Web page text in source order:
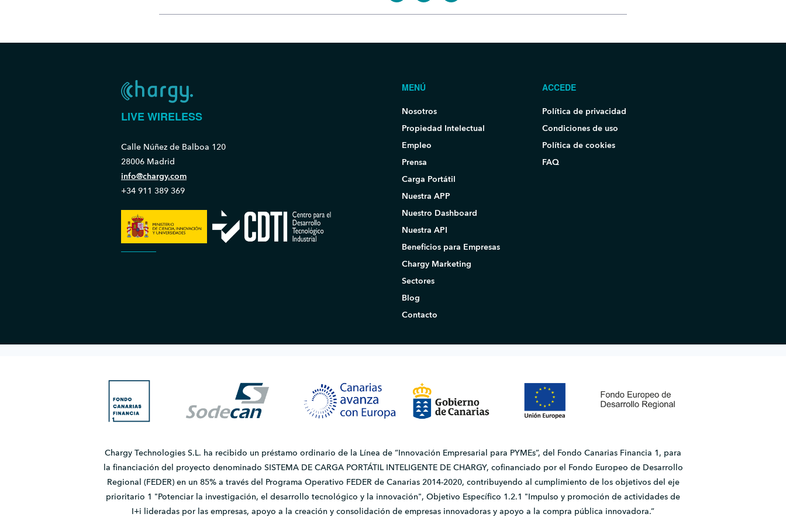
LIVE WIRELESS
Calle Núñez de Balboa 120
28006 Madrid
info@chargy.com
+34 911 389 369
MENÚ
Nosotros
Propiedad Intelectual
Empleo
Prensa
Carga Portátil
Nuestra APP
Nuestro Dashboard
Nuestra API
Beneficios para Empresas
Chargy Marketing
Sectores
Blog
Contacto
ACCEDE
Política de privacidad
Condiciones de uso
Política de cookies
FAQ
Chargy Technologies S.L. ha recibido un préstamo ordinario de la Línea de “Innovación Empresarial para PYMEs”, del Fondo Canarias Financia 1, para
la financiación del proyecto denominado SISTEMA DE CARGA PORTÁTIL INTELIGENTE DE CHARGY, cofinanciado por el Fondo Europeo de Desarrollo
Regional (FEDER) en un 85% a través del Programa Operativo FEDER de Canarias 2014-2020, contribuyendo al cumplimiento de los objetivos del eje
prioritario 1 "Potenciar la investigación, el desarrollo tecnológico y la innovación", Objetivo Específico 1.2.1 "Impulso y promoción de actividades de
I+i lideradas por las empresas, apoyo a la creación y consolidación de empresas innovadoras y apoyo a la compra pública innovadora.”